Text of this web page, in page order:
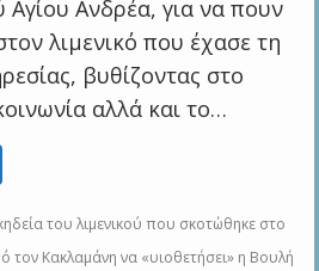
Ανδρέα, για να πουν
λιμενικό που έχασε τη
βυθίζοντας στο
αλλά και το…
του λιμενικού που σκοτώθηκε στο
τον Κακλαμάνη να «υιοθετήσει» η Βουλή